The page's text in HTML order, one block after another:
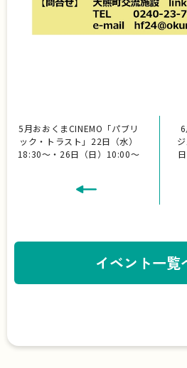
5月おおくまCINEMO「パブリ
ック・トラスト」22日（水）
18:30～・26日（日）10:00～
イベント一覧